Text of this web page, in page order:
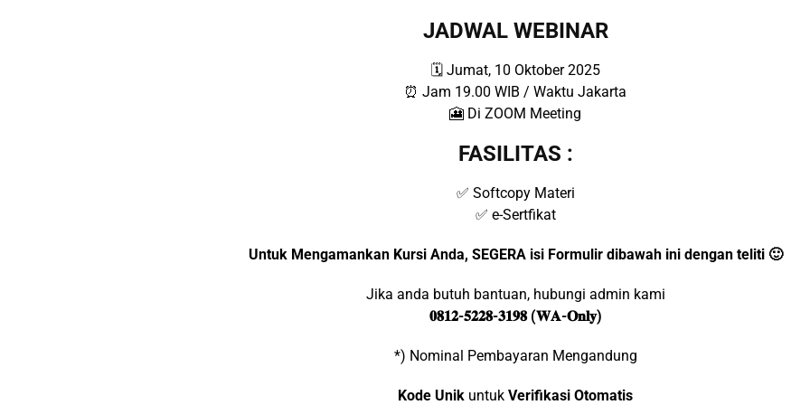
JADWAL WEBINAR
🗓 Jumat, 10 Oktober 2025
⏰ Jam 19.00 WIB / Waktu Jakarta
🎦 Di ZOOM Meeting
FASILITAS :
✅ Softcopy Materi
✅ e-Sertfikat
Untuk Mengamankan Kursi Anda, SEGERA isi Formulir dibawah ini dengan teliti 🙂
Jika anda butuh bantuan, hubungi admin kami
𝟎𝟖𝟏𝟐-𝟓𝟐𝟐𝟖-𝟑𝟏𝟗𝟖 (𝐖𝐀-𝐎𝐧𝐥𝐲)
*) Nominal Pembayaran Mengandung
Kode Unik untuk Verifikasi Otomatis